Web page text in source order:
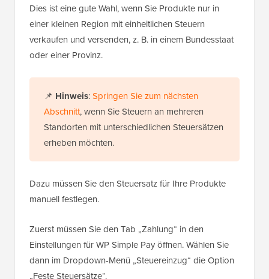
Dies ist eine gute Wahl, wenn Sie Produkte nur in
einer kleinen Region mit einheitlichen Steuern
verkaufen und versenden, z. B. in einem Bundesstaat
oder einer Provinz.
📌 Hinweis:Springen Sie zum nächsten
Abschnitt, wenn Sie Steuern an mehreren
Standorten mit unterschiedlichen Steuersätzen
erheben möchten.
Dazu müssen Sie den Steuersatz für Ihre Produkte
manuell festlegen.
Zuerst müssen Sie den Tab „Zahlung“ in den
Einstellungen für WP Simple Pay öffnen. Wählen Sie
dann im Dropdown-Menü „Steuereinzug“ die Option
„Feste Steuersätze“.